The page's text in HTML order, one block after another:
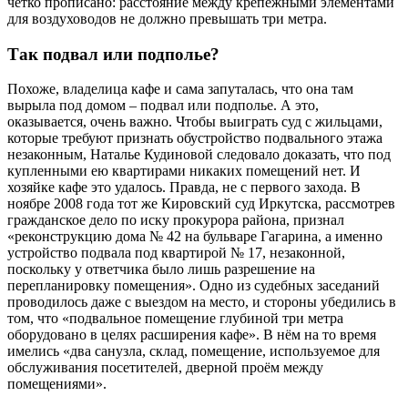
для воздуховодов не должно превышать три метра.
Так подвал или подполье?
Похоже, владелица кафе и сама запуталась, что она там
вырыла под домом – подвал или подполье. А это,
оказывается, очень важно. Чтобы выиграть суд с жильцами,
которые требуют признать обустройство подвального этажа
незаконным, Наталье Кудиновой следовало доказать, что под
купленными ею квартирами никаких помещений нет. И
хозяйке кафе это удалось. Правда, не с первого захода. В
ноябре 2008 года тот же Кировский суд Иркутска, рассмотрев
гражданское дело по иску прокурора района, признал
«реконструкцию дома № 42 на бульваре Гагарина, а именно
устройство подвала под квартирой № 17, незаконной,
поскольку у ответчика было лишь разрешение на
перепланировку помещения». Одно из судебных заседаний
проводилось даже с выездом на место, и стороны убедились в
том, что «подвальное помещение глубиной три метра
оборудовано в целях расширения кафе». В нём на то время
имелись «два санузла, склад, помещение, используемое для
обслуживания посетителей, дверной проём между
помещениями».